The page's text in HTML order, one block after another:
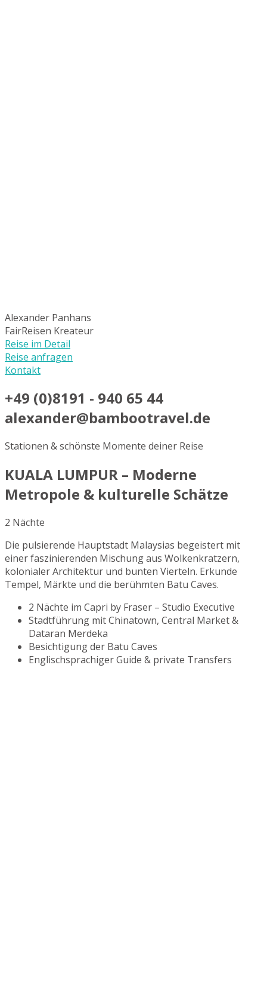
Alexander Panhans
FairReisen Kreateur
Reise im Detail
Reise anfragen
Kontakt
+49 (0)8191 - 940 65 44
alexander@bambootravel.de
Stationen & schönste Momente deiner Reise
KUALA LUMPUR – Moderne
Metropole & kulturelle Schätze
2 Nächte
Die pulsierende Hauptstadt Malaysias begeistert mit
einer faszinierenden Mischung aus Wolkenkratzern,
kolonialer Architektur und bunten Vierteln. Erkunde
Tempel, Märkte und die berühmten Batu Caves.
2 Nächte im Capri by Fraser – Studio Executive
Stadtführung mit Chinatown, Central Market &
Dataran Merdeka
Besichtigung der Batu Caves
Englischsprachiger Guide & private Transfers